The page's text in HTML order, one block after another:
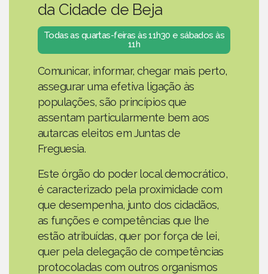
da Cidade de Beja
Todas as quartas-feiras às 11h30 e sábados às
11h
Comunicar, informar, chegar mais perto,
assegurar uma efetiva ligação às
populações, são princípios que
assentam particularmente bem aos
autarcas eleitos em Juntas de
Freguesia.
Este órgão do poder local democrático,
é caracterizado pela proximidade com
que desempenha, junto dos cidadãos,
as funções e competências que lhe
estão atribuídas, quer por força de lei,
quer pela delegação de competências
protocoladas com outros organismos